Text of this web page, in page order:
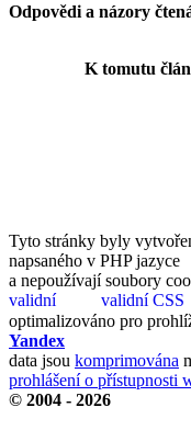
Odpovědi a názory
K tomutu
Tyto stránky byly
napsaného v PHP jazyce
a nepoužívají soubory
optimalizováno pro
Yandex
data jsou komprimována
prohlášení o přístupnosti
© 2004 - 2026